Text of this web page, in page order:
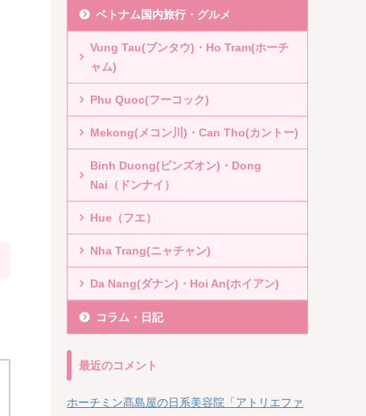
ベトナム国内旅行・グルメ
Vung Tau(ブンタウ)・Ho Tram(ホーチ
ャム)
Phu Quoc(フーコック)
Mekong(メコン川)・Can Tho(カントー)
Binh Duong(ビンズオン)・Dong
Nai（ドンナイ）
Hue（フエ）
Nha Trang(ニャチャン)
Da Nang(ダナン)・Hoi An(ホイアン)
コラム・日記
最近のコメント
ホーチミン髙島屋の日系美容院「アトリエファ